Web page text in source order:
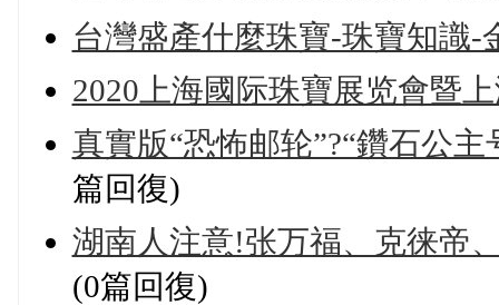
台灣盛產什麼珠寶-珠寶知識-
2020上海國际珠寶展览會暨
真實版“恐怖邮轮”?“鑽石公
篇回復)
湖南人注意!张万福、克徕帝
(0篇回復)